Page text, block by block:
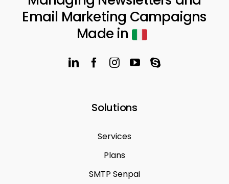
Email Marketing Campaigns
Made in
Solutions
Services
Plans
SMTP Senpai